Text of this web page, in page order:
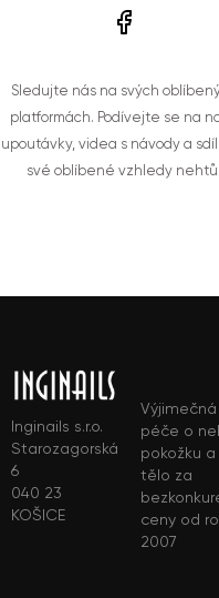
Sledujte nás na svých
platformách. Podívejte se na
upoutávky, videa s návody a
své oblíbené vzhledy nehtů.
Inginails s.r.o.
Starozagorská
6
040 23
KOŠICE
Výjimečná
péče o
pokožku
tělo za
ceny od
2007